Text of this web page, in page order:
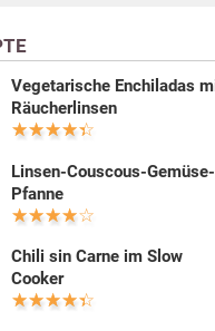
Vegetarische Enchiladas
Räucherlinsen
Linsen-Couscous-Gemüse-
Pfanne
Chili sin Carne im Slow
Cooker